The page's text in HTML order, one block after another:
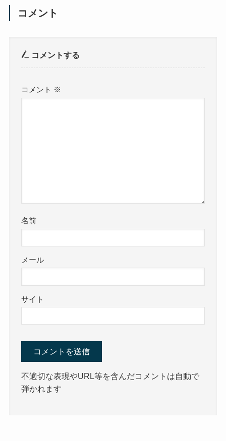
コメント
コメントする
コメント ※
名前
メール
サイト
不適切な表現やURL等を含んだコメントは自動で
弾かれます